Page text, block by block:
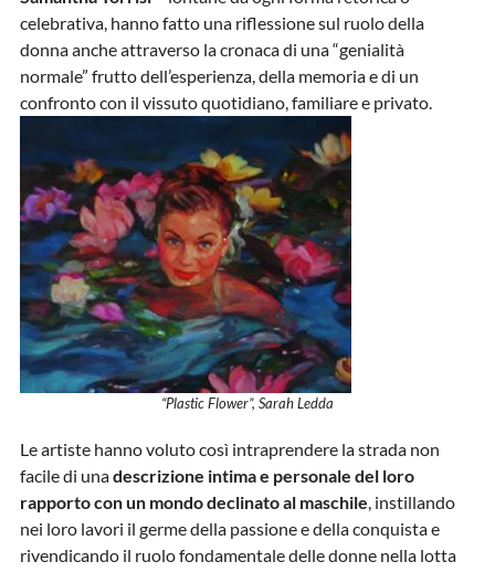
celebrativa, hanno fatto una riflessione sul ruolo della
donna anche attraverso la cronaca di una “genialità
normale” frutto dell’esperienza, della memoria e di un
confronto con il vissuto quotidiano, familiare e privato.
“Plastic Flower”, Sarah Ledda
Le artiste hanno voluto così intraprendere la strada non
facile di unadescrizione intima e personale del loro
rapporto con un mondo declinato al maschile, instillando
nei loro lavori il germe della passione e della conquista e
rivendicando il ruolo fondamentale delle donne nella lotta